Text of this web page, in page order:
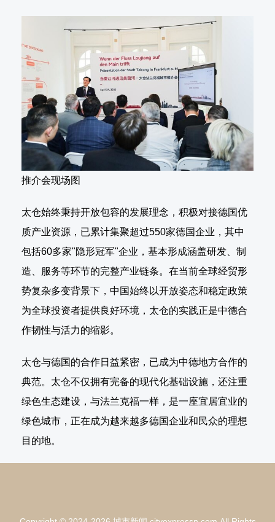
推介会现场图
太仓始终秉持开放包容的发展理念，积极对接德国优
质产业资源，已累计集聚超过550家德国企业，其中
包括60多家"隐形冠军"企业，基本形成涵盖研发、制
造、服务等环节的完整产业链条。在当前全球经贸形
势复杂多变背景下，中国始终以开放姿态和稳定政策
为全球投资者提供良好环境，太仓的实践正是中德合
作韧性与活力的缩影。
太仓与德国的合作日益紧密，已成为中德地方合作的
典范。太仓不仅拥有完备的现代化基础设施，还注重
绿色生态建设，与法兰克福一样，是一座宜居宜业的
绿色城市，正在成为越来越多德国企业和民众的理想
目的地。